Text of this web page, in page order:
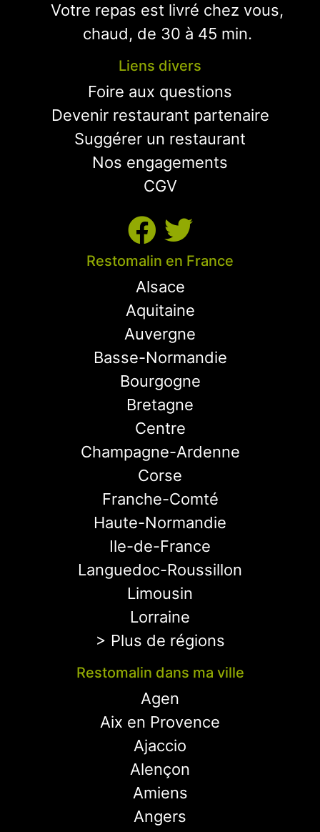
Votre repas est livré chez vous,
chaud, de 30 à 45 min.
Liens divers
Foire aux questions
Devenir restaurant partenaire
Suggérer un restaurant
Nos engagements
CGV
Restomalin en France
Alsace
Aquitaine
Auvergne
Basse-Normandie
Bourgogne
Bretagne
Centre
Champagne-Ardenne
Corse
Franche-Comté
Haute-Normandie
Ile-de-France
Languedoc-Roussillon
Limousin
Lorraine
> Plus de régions
Restomalin dans ma ville
Agen
Aix en Provence
Ajaccio
Alençon
Amiens
Angers